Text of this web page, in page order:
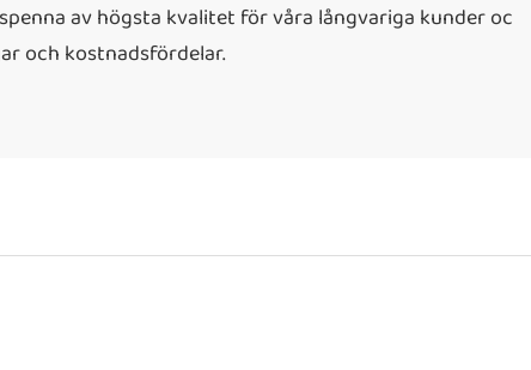
av högsta kvalitet för våra långvariga kunder oc
och kostnadsfördelar.